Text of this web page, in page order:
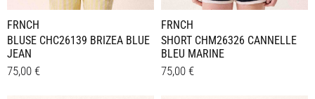
werden
werden
FRNCH
BLUSE CHC26139 BRIZEA BLUE
JEAN
75,00 €
FRNCH
SHORT CHM26326 CANNELLE
BLEU MARINE
75,00 €